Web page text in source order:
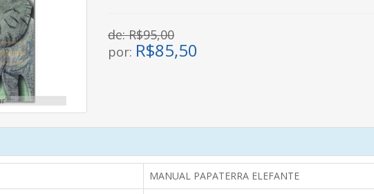
de: R$95,00
por: R$85,50
MANUAL PAPATERRA ELEFANTE